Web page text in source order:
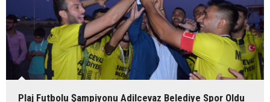
Plaj Futbolu Şampiyonu Adilcevaz Belediye Spor Oldu